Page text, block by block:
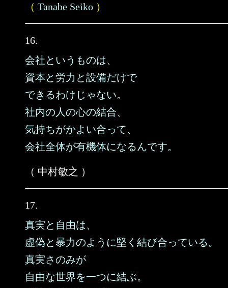
（ Tanabe Seiko ）
16.
会社というものは、
資本と労力と設備だけで
できるわけじゃない。
社内の人の心の結合、
気持ちがかよい合って、
会社全体が有機体になるんです。
（ 中村敏之 ）
17.
真実と自由は、
虚偽と暴力のように堅く結び合っている。
真実さのみが
自由な世界を一つに結ぶ。